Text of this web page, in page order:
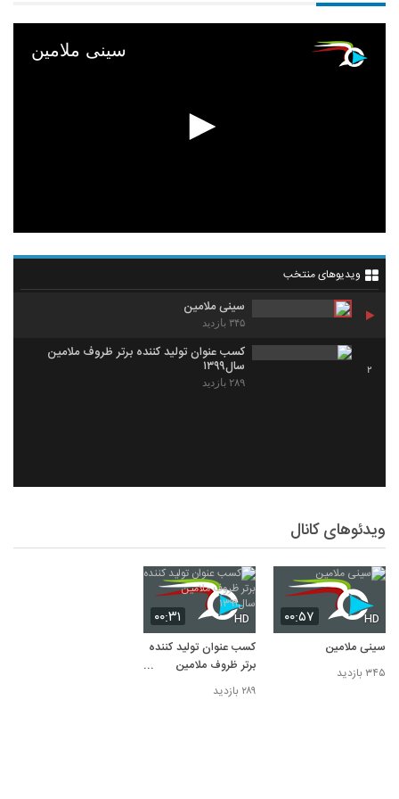
سینی ملامین
ویدیوهای منتخب
سینی ملامین
۳۴۵ بازدید
2
کسب عنوان تولید کننده برتر ظروف ملامین
سال۱۳۹۹
۲۸۹ بازدید
ویدئوهای کانال
۰۰:۵۷ HD
سینی ملامین
۳۴۵ بازدید
۰۰:۳۱ HD
کسب عنوان تولید کننده
برتر ظروف ملامین
سال۱۳۹۹
۲۸۹ بازدید